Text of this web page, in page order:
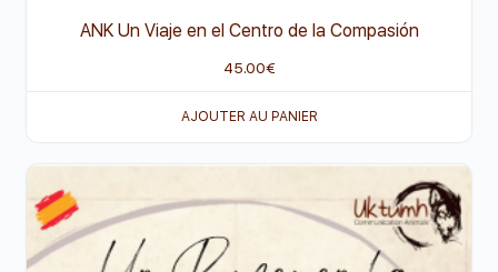
ANK Un Viaje en el Centro de la Compasión
45.00€
AJOUTER AU PANIER